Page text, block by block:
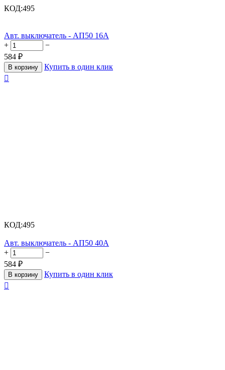
КОД:495
Авт. выключатель - АП50 16А
+
−
584 ₽
В корзину
Купить в один клик

КОД:495
Авт. выключатель - АП50 40А
+
−
584 ₽
В корзину
Купить в один клик
